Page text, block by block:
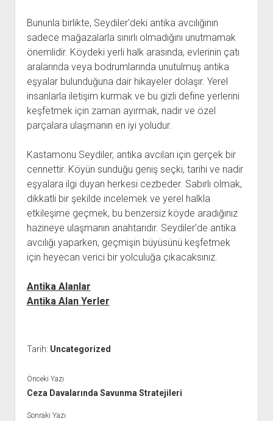
Bununla birlikte, Seydiler'deki antika avcılığının
sadece mağazalarla sınırlı olmadığını unutmamak
önemlidir. Köydeki yerli halk arasında, evlerinin çatı
aralarında veya bodrumlarında unutulmuş antika
eşyalar bulunduğuna dair hikayeler dolaşır. Yerel
insanlarla iletişim kurmak ve bu gizli define yerlerini
keşfetmek için zaman ayırmak, nadir ve özel
parçalara ulaşmanın en iyi yoludur.
Kastamonu Seydiler, antika avcıları için gerçek bir
cennettir. Köyün sunduğu geniş seçki, tarihi ve nadir
eşyalara ilgi duyan herkesi cezbeder. Sabırlı olmak,
dikkatli bir şekilde incelemek ve yerel halkla
etkileşime geçmek, bu benzersiz köyde aradığınız
hazineye ulaşmanın anahtarıdır. Seydiler'de antika
avcılığı yaparken, geçmişin büyüsünü keşfetmek
için heyecan verici bir yolculuğa çıkacaksınız.
Antika Alanlar
Antika Alan Yerler
Tarih: Uncategorized
Önceki Yazı
Ceza Davalarında Savunma Stratejileri
Sonraki Yazı